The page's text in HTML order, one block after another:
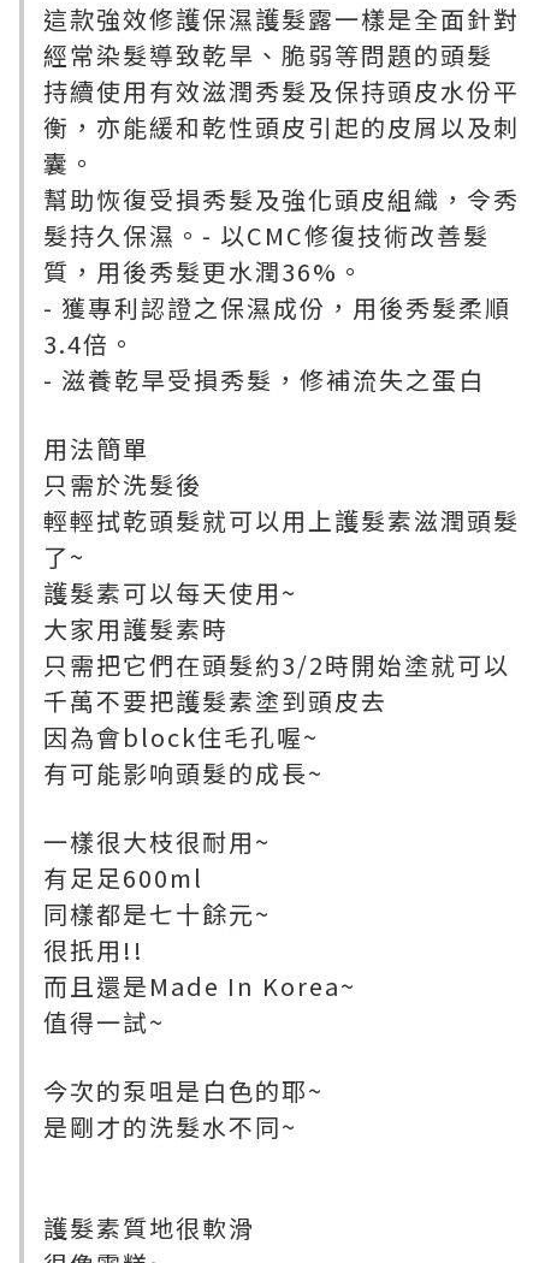
這款強效修護保濕護髮露一樣是全面針對
經常染髮導致乾旱、脆弱等問題的頭髮
持續使用有效滋潤秀髮及保持頭皮水份平
衡，亦能緩和乾性頭皮引起的皮屑以及刺
囊。
幫助恢復受損秀髮及強化頭皮組織，令秀
髮持久保濕。- 以CMC修復技術改善髮
質，用後秀髮更水潤36%。
- 獲專利認證之保濕成份，用後秀髮柔順
3.4倍。
- 滋養乾旱受損秀髮，修補流失之蛋白
用法簡單
只需於洗髮後
輕輕拭乾頭髮就可以用上護髮素滋潤頭髮
了~
護髮素可以每天使用~
大家用護髮素時
只需把它們在頭髮約3/2時開始塗就可以
千萬不要把護髮素塗到頭皮去
因為會block住毛孔喔~
有可能影响頭髮的成長~
一樣很大枝很耐用~
有足足600ml
同樣都是七十餘元~
很扺用!!
而且還是Made In Korea~
值得一試~
今次的泵咀是白色的耶~
是剛才的洗髮水不同~
護髮素質地很軟滑